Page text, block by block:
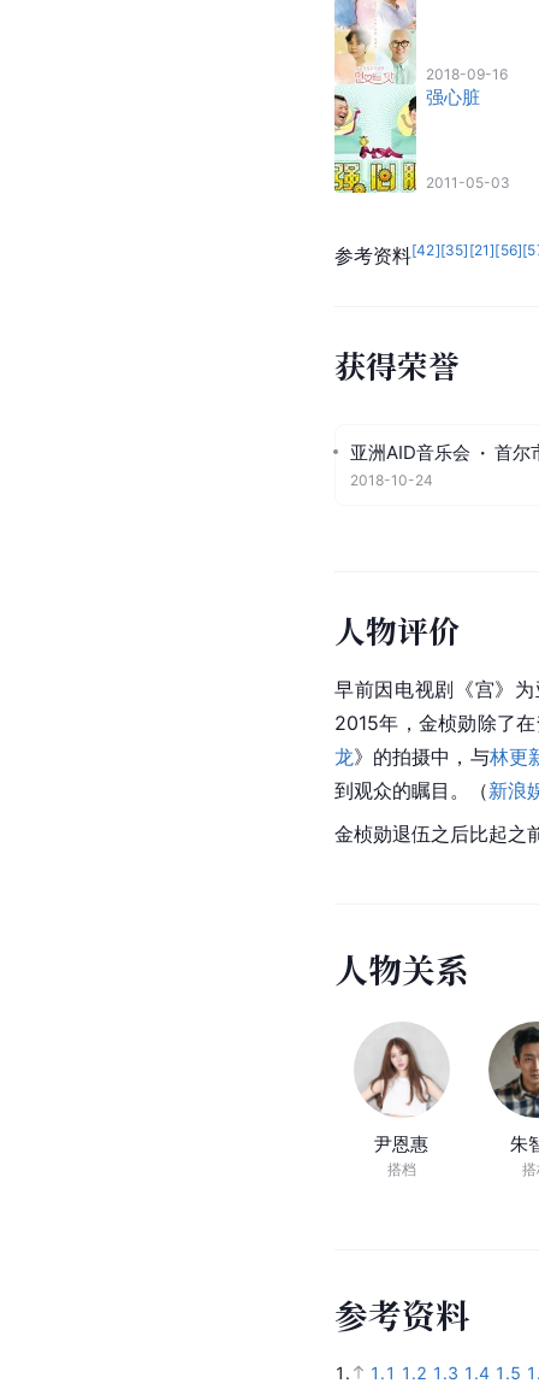
2018-09-16
强心脏
2011-05-03
参考资料[42][35] [21][56][
获得荣誉
亚洲AID音乐会 · 首尔
2018-10-24
人物评价
早前因电视剧《宫》为
2015年，金桢勋除了
龙》的拍摄中，与林更
到观众的瞩目。（新浪
金桢勋退伍之后比起之
人物关系
尹恩惠
搭档
朱
参考资料
1. 1.1 1.2 1.3 1.4 1.5